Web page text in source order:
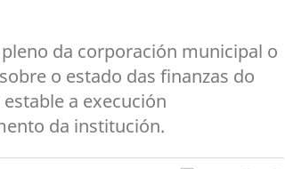
da corporación municipal o
o estado das finanzas do
a execución
da institución.